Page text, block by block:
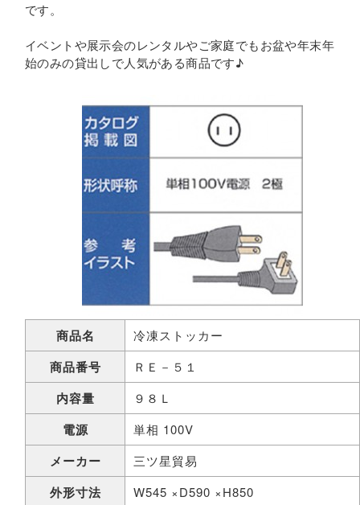
です。
イベントや展示会のレンタルやご家庭でもお盆や年末年
始のみの貸出しで人気がある商品です♪
商品名 冷凍ストッカー
商品番号 ＲＥ－５１
内容量 ９８Ｌ
電源 単相 100V
メーカー 三ツ星貿易
外形寸法 W545 ×D590 ×H850